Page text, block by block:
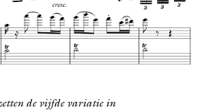
de vijfde variatie in